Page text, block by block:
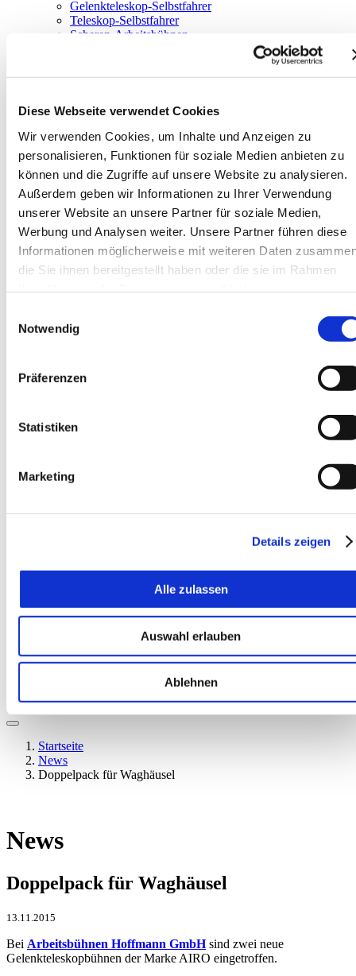
Diese Webseite verwendet Cookies
Wir verwenden Cookies, um Inhalte und Anzeigen zu
personalisieren, Funktionen für soziale Medien anbieten zu
können und die Zugriffe auf unsere Website zu analysieren.
Außerdem geben wir Informationen zu Ihrer Verwendung
unserer Website an unsere Partner für soziale Medien,
Werbung und Analysen weiter. Unsere Partner führen diese
Informationen möglicherweise mit weiteren Daten
die Sie ihnen bereitgestellt haben oder die sie im Rahmen
Notwendig
Präferenzen
Statistiken
Marketing
Details zeigen
Alle zulassen
Auswahl erlauben
Ablehnen
Gelenkteleskop-Selbstfahrer
Teleskop-Selbstfahrer
Scheren-Arbeitsbühnen
Minikrane
Service
Ersatzteile
News
Veranstaltungen
Highlights
Unsere Kunden
Fotos & Videos
Kontakt / Anfahrt
Team Zentrale
Team NL Süd
Standorte
Kontaktformular
Über uns
Unsere Hersteller
Warum wir?
EN
Startseite
News
Doppelpack für Waghäusel
News
Doppelpack für Waghäusel
13.11.2015
Bei Arbeitsbühnen Hoffmann GmbHsind zwei neue
Gelenkteleskopbühnen der Marke AIRO eingetroffen.